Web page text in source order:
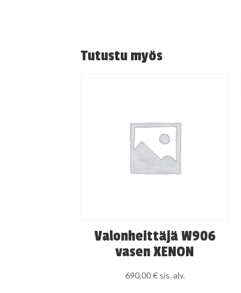
Tutustu myös
Valonheittäjä W906
vasen XENON
690,00€ sis. alv.